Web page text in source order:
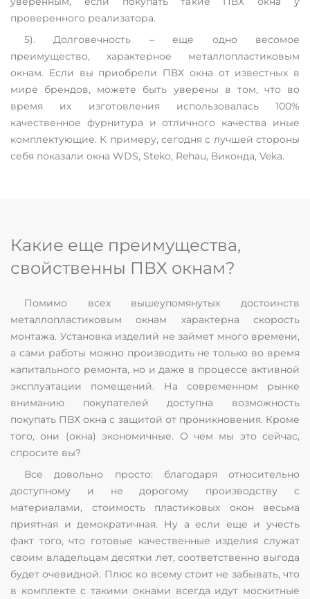
проверенного реализатора.
5). Долговечность – еще одно весомое
преимущество, характерное металлопластиковым
окнам. Если вы приобрели ПВХ окна от известных в
мире брендов, можете быть уверены в том, что во
время их изготовления использовалась 100%
качественное фурнитура и отличного качества иные
комплектующие. К примеру, сегодня с лучшей стороны
себя показали окна WDS, Steko, Rehau, Виконда, Veka.
Какие еще преимущества,
свойственны ПВХ окнам?
Помимо всех вышеупомянутых достоинств
металлопластиковым окнам характерна скорость
монтажа. Установка изделий не займет много времени,
а сами работы можно производить не только во время
капитального ремонта, но и даже в процессе активной
эксплуатации помещений. На современном рынке
вниманию покупателей доступна возможность
покупать ПВХ окна с защитой от проникновения. Кроме
того, они (окна) экономичные. О чем мы это сейчас,
спросите вы?
Все довольно просто: благодаря относительно
доступному и не дорогому производству с
материалами, стоимость пластиковых окон весьма
приятная и демократичная. Ну а если еще и учесть
факт того, что готовые качественные изделия служат
своим владельцам десятки лет, соответственно выгода
будет очевидной. Плюс ко всему стоит не забывать, что
в комплекте с такими окнами всегда идут москитные